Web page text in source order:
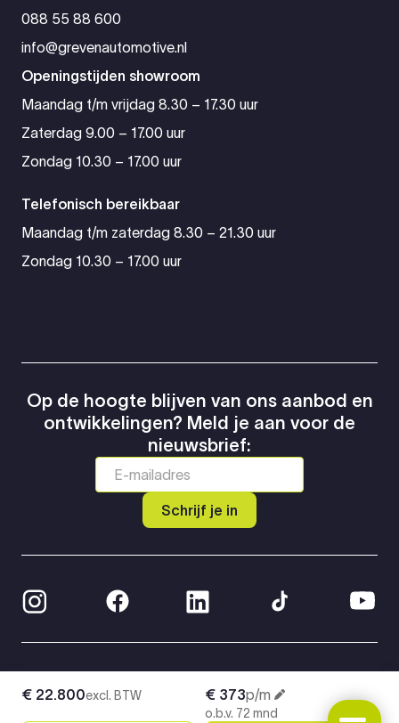
€ 373p/m
o.b.v. 72 mnd
€ 22.800excl. BTW
088 55 88 600
info@grevenautomotive.nl
Openingstijden showroom
Maandag t/m vrijdag 8.30 – 17.30 uur
Zaterdag 9.00 – 17.00 uur
Zondag 10.30 – 17.00 uur
Telefonisch bereikbaar
Maandag t/m zaterdag 8.30 – 21.30 uur
Zondag 10.30 – 17.00 uur
Op de hoogte blijven van ons aanbod en
ontwikkelingen? Meld je aan voor de
nieuwsbrief:
Schrijf je in